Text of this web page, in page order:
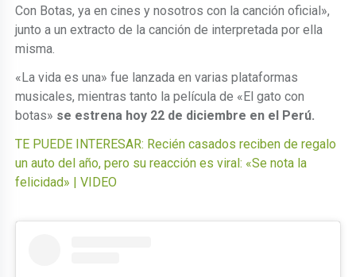
Con Botas, ya en cines y nosotros con la canción oficial»,
junto a un extracto de la canción de interpretada por ella
misma.
«La vida es una» fue lanzada en varias plataformas
musicales, mientras tanto la película de «El gato con
botas» se estrena hoy 22 de diciembre en el Perú.
TE PUEDE INTERESAR: Recién casados reciben de regalo
un auto del año, pero su reacción es viral: «Se nota la
felicidad» | VIDEO